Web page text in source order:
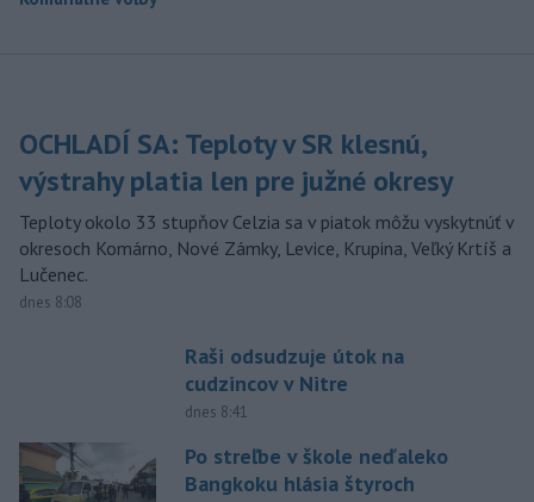
OCHLADÍ SA: Teploty v SR klesnú,
výstrahy platia len pre južné okresy
Teploty okolo 33 stupňov Celzia sa v piatok môžu vyskytnúť v
okresoch Komárno, Nové Zámky, Levice, Krupina, Veľký Krtíš a
Lučenec.
dnes 8:08
Raši odsudzuje útok na
cudzincov v Nitre
dnes 8:41
Po streľbe v škole neďaleko
Bangkoku hlásia štyroch